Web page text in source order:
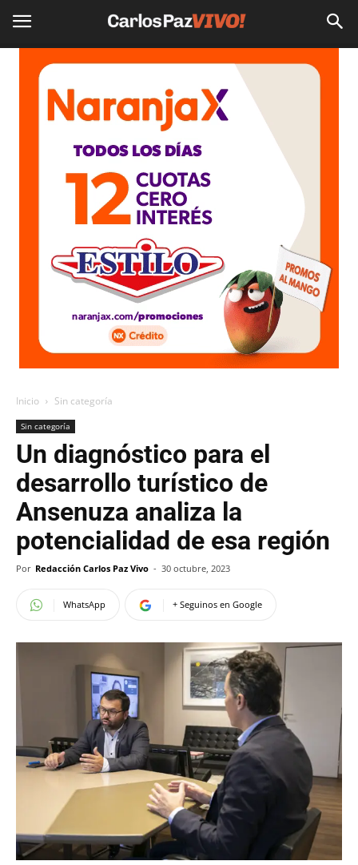
Inicio Sin categoría
Sin categoría
Un diagnóstico para el
desarrollo turístico de
Ansenuza analiza la
potencialidad de esa región
Por Redacción Carlos Paz Vivo - 30 octubre, 2023
WhatsApp + Seguinos en Google